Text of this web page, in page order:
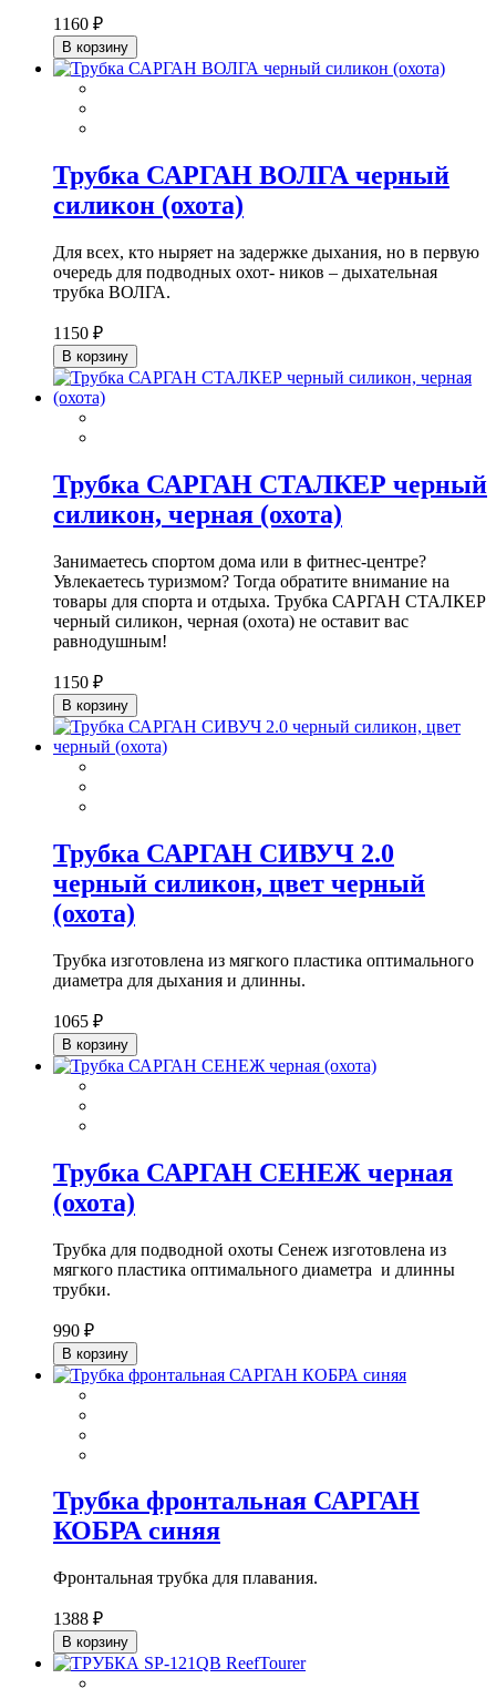
1160 ₽
В корзину
Трубка САРГАН ВОЛГА черный
силикон (охота)
Для всех, кто ныряет на задержке дыхания, но в первую
очередь для подводных охот- ников – дыхательная
трубка ВОЛГА.
1150 ₽
В корзину
Трубка САРГАН СТАЛКЕР черный
силикон, черная (охота)
Занимаетесь спортом дома или в фитнес-центре?
Увлекаетесь туризмом? Тогда обратите внимание на
товары для спорта и отдыха. Трубка САРГАН СТАЛКЕР
черный силикон, черная (охота) не оставит вас
равнодушным!
1150 ₽
В корзину
Трубка САРГАН СИВУЧ 2.0
черный силикон, цвет черный
(охота)
Трубка изготовлена из мягкого пластика оптимального
диаметра для дыхания и длинны.
1065 ₽
В корзину
Трубка САРГАН СЕНЕЖ черная
(охота)
Трубка для подводной охоты Сенеж изготовлена из
мягкого пластика оптимального диаметра и длинны
трубки.
990 ₽
В корзину
Трубка фронтальная САРГАН
КОБРА синяя
Фронтальная трубка для плавания.
1388 ₽
В корзину